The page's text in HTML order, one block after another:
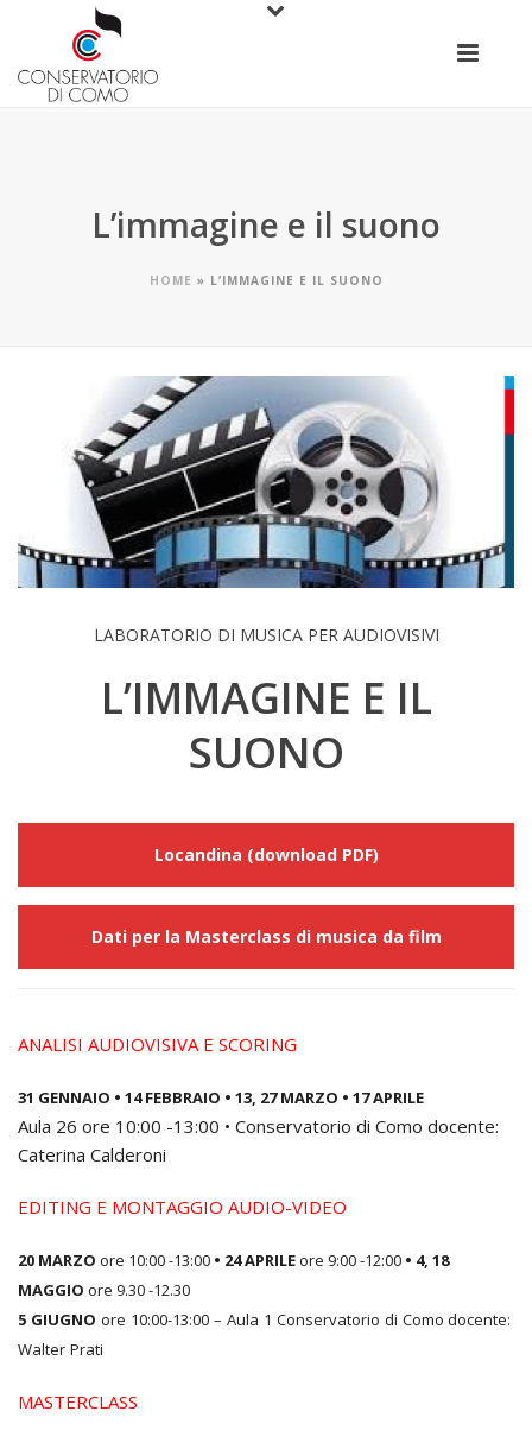
L’immagine e il suono
HOME » L’IMMAGINE E IL SUONO
LABORATORIO DI MUSICA PER AUDIOVISIVI
L’IMMAGINE E IL
SUONO
Locandina (download PDF)
Dati per la Masterclass di musica da film
ANALISI AUDIOVISIVA E SCORING
31 GENNAIO • 14 FEBBRAIO • 13, 27 MARZO • 17 APRILE
Aula 26 ore 10:00 -13:00 • Conservatorio di Como docente:
Caterina Calderoni
EDITING E MONTAGGIO AUDIO-VIDEO
20 MARZO ore 10:00 -13:00 • 24 APRILEore 9:00 -12:00 • 4, 18
MAGGIO ore 9.30 -12.30
5 GIUGNO ore 10:00-13:00 – Aula 1 Conservatorio di Como docente:
Walter Prati
MASTERCLASS